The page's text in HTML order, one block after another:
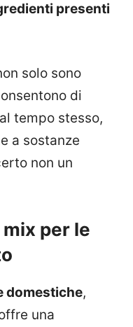
presenti
solo sono
di
tempo stesso,
a sostanze
non un
per le
domestiche,
una